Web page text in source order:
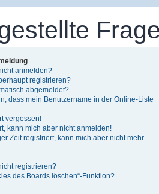
anmelden?
registrieren?
abgemeldet?
dass mein Benutzername in der Online-Liste
vergessen!
kann mich aber nicht anmelden!
Zeit registriert, kann mich aber nicht mehr
registrieren?
des Boards löschen“-Funktion?